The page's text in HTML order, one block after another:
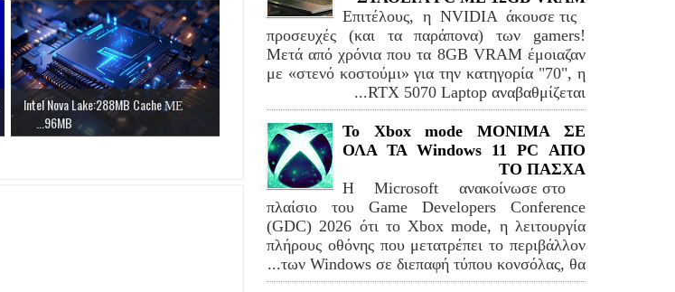
Intel Nova Lake:288MB Cache ΜΕ
96MB...
Επιτέλους, η NVIDIA άκουσε τις
προσευχές (και τα παράπονα) των gamers!
Μετά από χρόνια που τα 8GB VRAM έμοιαζαν
με «στενό κοστούμι» για την κατηγορία "70", η
RTX 5070 Laptop αναβαθμίζεται...
Το Xbox mode ΜΟΝΙΜΑ ΣΕ
ΟΛΑ ΤΑ Windows 11 PC ΑΠΟ
ΤΟ ΠΑΣΧΑ
Η Microsoft ανακοίνωσε στο
πλαίσιο του Game Developers Conference
(GDC) 2026 ότι το Xbox mode, η λειτουργία
πλήρους οθόνης που μετατρέπει το περιβάλλον
των Windows σε διεπαφή τύπου κονσόλας, θα...